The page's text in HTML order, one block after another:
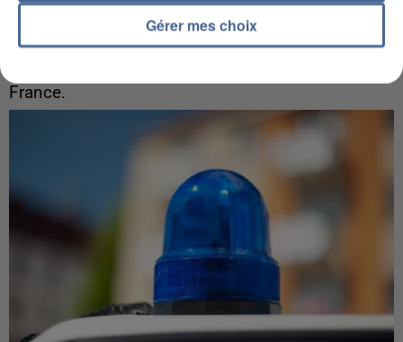
L’un des fondateurs supposés de la DZ Mafia
interpellé en Algérie
France.
Gérer mes choix